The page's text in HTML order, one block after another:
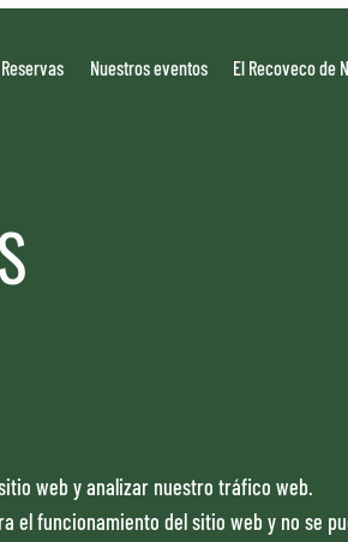
Reservas Nuestros eventos El Recoveco de
web y analizar nuestro tráfico web.
el funcionamiento del sitio web y no se